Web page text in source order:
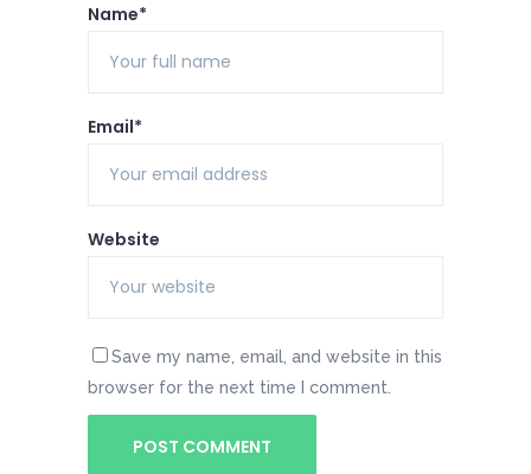
Name*
Email*
Website
Save my name, email, and website in this
browser for the next time I comment.